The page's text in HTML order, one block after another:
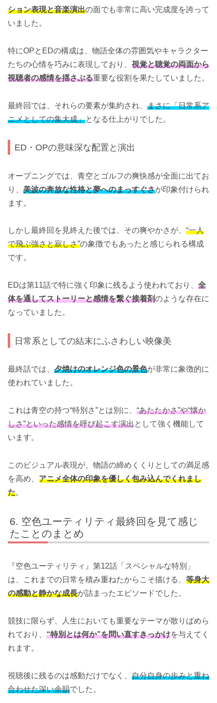
ション表現と音楽演出の面でも非常に高い完成度を誇って
いました。
特にOPとEDの構成は、物語全体の雰囲気やキャラクター
たちの心情を巧みに表現しており、 視覚と聴覚の両面から
視聴者の感情を揺さぶる重要な役割を果たしていました。
最終回では、それらの要素が集約され、 まさに「日常系ア
ニメとしての集大成」となる仕上がりでした。
ED・OPの意味深な配置と演出
オープニングでは、青空とゴルフの爽快感が全面に出てお
り、 美波の奔放な性格と夢へのまっすぐさが印象付けられ
ます。
しかし最終回を見終えた後では、その爽やかさが、 “一人
で飛ぶ強さと寂しさ”の象徴でもあったと感じられる構成
です。
EDは第11話で特に強く印象に残るよう使われており、 全
体を通してストーリーと感情を繋ぐ接着剤のような存在に
なっていました。
日常系としての結末にふさわしい映像美
最終話では、 夕焼けのオレンジ色の景色が非常に象徴的に
使われていました。
これは青空の持つ“特別さ”とは別に、 “あたたかさ”や“懐か
しさ”といった感情を呼び起こす演出として強く機能して
います。
このビジュアル表現が、物語の締めくくりとしての満足感
を高め、 アニメ全体の印象を優しく包み込んでくれまし
た。
空色ユーティリティ最終回を見て感じ
たことのまとめ
『空色ユーティリティ』第12話「スペシャルな特別」
は、これまでの日常を積み重ねたからこそ描ける、 等身大
の感動と静かな成長が詰まったエピソードでした。
競技に限らず、人生においても重要なテーマが散りばめら
れており、 “特別とは何か”を問い直すきっかけを与えてく
れます。
視聴後に残るのは感動だけでなく、 自分自身の歩みと重ね
合わせた深い余韻でした。